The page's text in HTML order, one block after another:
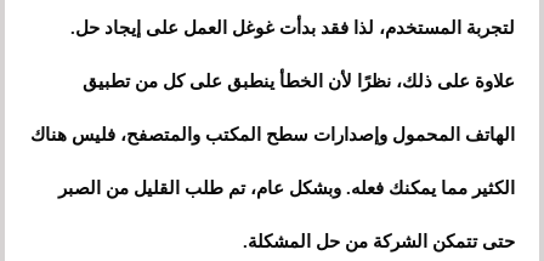
لتجربة المستخدم، لذا فقد بدأت غوغل العمل على إيجاد حل.
علاوة على ذلك، نظرًا لأن الخطأ ينطبق على كل من تطبيق
الهاتف المحمول وإصدارات سطح المكتب والمتصفح، فليس هناك
الكثير مما يمكنك فعله. وبشكل عام، تم طلب القليل من الصبر
حتى تتمكن الشركة من حل المشكلة.